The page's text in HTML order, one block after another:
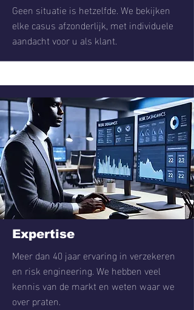
Geen situatie is hetzelfde. We bekijken
elke casus afzonderlijk, met individuele
aandacht voor u als klant.
Expertise
Meer dan 40 jaar ervaring in verzekeren
en risk engineering. We hebben veel
kennis van de markt en weten waar we
over praten.